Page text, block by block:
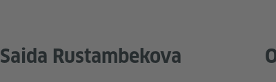
Saida Rustambekova